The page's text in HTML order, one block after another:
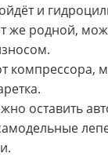
и
же родной,
оставить